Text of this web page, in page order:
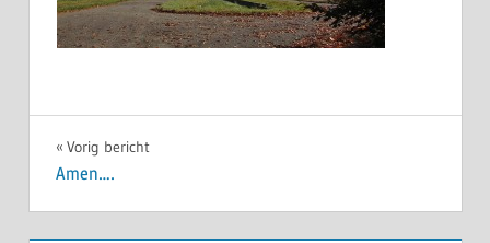
Bericht
Vorig bericht
Amen….